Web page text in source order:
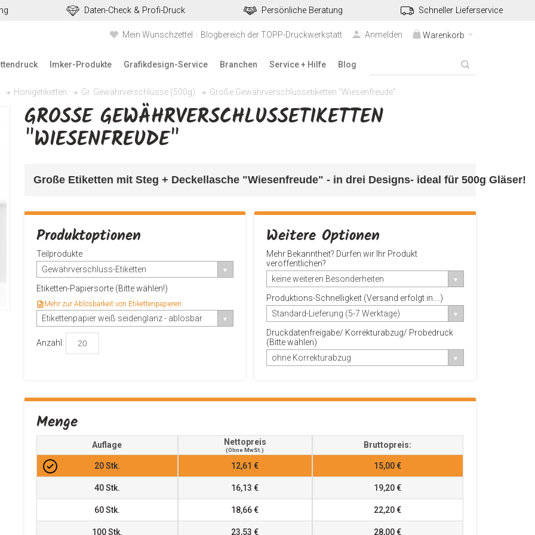
Daten-Check & Profi-Druck Persönliche Beratung Schneller Lieferservice
Warenkorb
Mein Wunschzettel Blogbereich der TOPP-Druckwerkstatt Anmelden
Imker-Produkte Grafikdesign-Service Branchen Service + Hilfe Blog
Honigetiketten Gr. Gewährverschlüsse (500g) Große Gewährverschlussetiketten "Wiesenfreude"
GROSSE GEWÄHRVERSCHLUSSETIKETTEN "
WIESENFREUDE"
Große Etiketten mit Steg + Deckellasche "Wiesenfreude" - in drei Designs- ideal für 500g Gläser!
Produktoptionen
Teilprodukte
Gewährverschluss-Etiketten
Etiketten-Papiersorte (Bitte wählen!)
Mehr zur Ablösbarkeit von Etikettenpapieren
Etikettenpapier weiß seidenglanz - ablösbar
Anzahl:
Weitere Optionen
Mehr Bekanntheit? Dürfen wir Ihr Produkt
veröffentlichen?
keine weiteren Besonderheiten
Produktions-Schnelligkeit (Versand erfolgt in....)
Standard-Lieferung (5-7 Werktage)
Druckdatenfreigabe/ Korrekturabzug/ Probedruck
(Bitte wählen)
ohne Korrekturabzug
Menge
Auflage Nettopreis
(ohne MwSt.)
Bruttopreis:
20Stk. 12,61 € 15,00 €
40Stk. 16,13 € 19,20 €
60Stk. 18,66 € 22,20 €
100Stk. 23,53 € 28,00 €